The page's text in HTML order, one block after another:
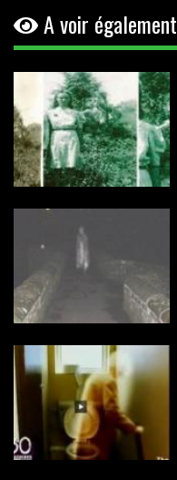
A voir également